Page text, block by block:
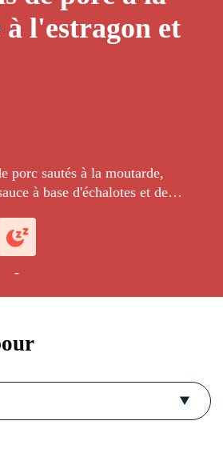
l'estragon et
porc sautés à la moutarde,
à base d'échalotes et de
-